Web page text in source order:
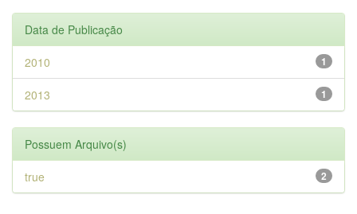
Data de Publicação
1
2010
1
2013
Possuem Arquivo(s)
2
true